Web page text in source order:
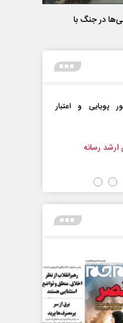
در جنگ با
دروازه‌بانی اندوه در مسیر امید